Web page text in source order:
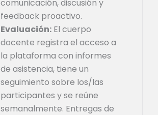
comunicación, discusión y
feedback proactivo.
Evaluación: El cuerpo
docente registra el acceso a
la plataforma con informes
de asistencia, tiene un
seguimiento sobre los/las
participantes y se reúne
semanalmente. Entregas de